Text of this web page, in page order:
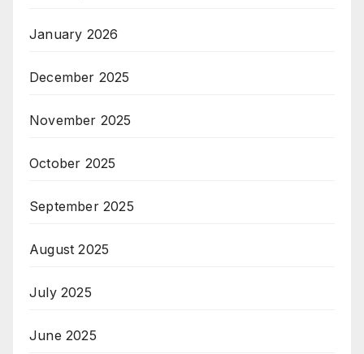
January 2026
December 2025
November 2025
October 2025
September 2025
August 2025
July 2025
June 2025